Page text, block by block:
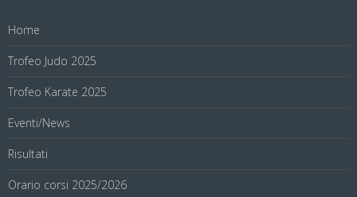
Home
Trofeo Judo 2025
Trofeo Karate 2025
Eventi/News
Risultati
Orario corsi 2025/2026